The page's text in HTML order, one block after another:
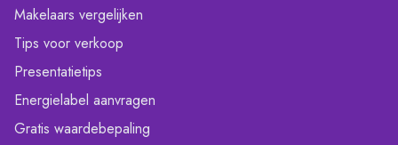
Makelaars vergelijken
Tips voor verkoop
Presentatietips
Energielabel aanvragen
Gratis waardebepaling